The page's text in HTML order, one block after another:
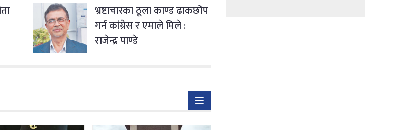
भ्रष्टाचारका ठूला काण्ड ढाकछोप
गर्न कांग्रेस र एमाले मिले :
राजेन्द्र पाण्डे